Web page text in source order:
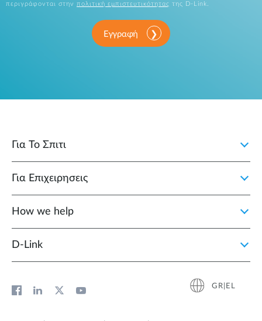
περιγράφονται στην πολιτική εμπιστευτικότητας της D-Link.
Εγγραφή
Για Το Σπιτι
Για Επιχειρησεις
How we help
D‑Link
GR|EL